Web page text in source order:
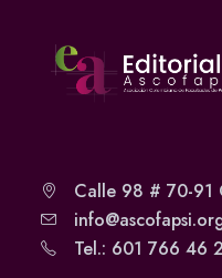
Calle 98 # 70-91
Tel.: 601 766 46